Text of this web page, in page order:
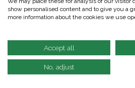
ei ole valinnut
Ostoskorin maksukulut (
Ostoskorin sisältämät
ecommerce.products
show personalised content and to give you a
more information about the cookies we use
Accept all
No, adjust